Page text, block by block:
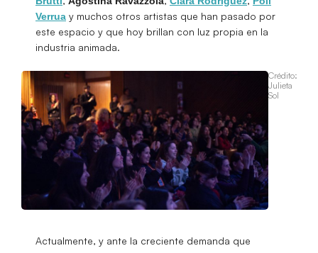
Verrua y muchos otros artistas que han pasado por
este espacio y que hoy brillan con luz propia en la
industria animada.
Crédito:
Julieta
Sol
Actualmente, y ante la creciente demanda que